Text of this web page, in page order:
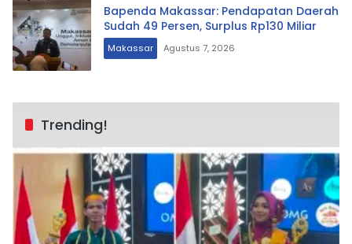
Bapenda Makassar: Pendapatan Daerah
Sudah 49 Persen, Surplus Rp130 Miliar
Makassar Agustus 7, 2026
Trending!